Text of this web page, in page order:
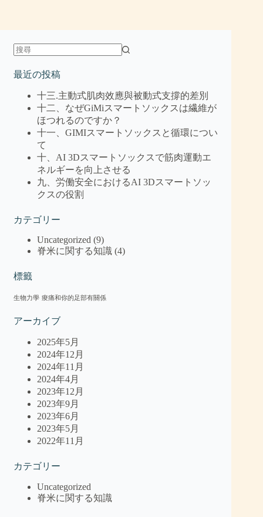
最近の投稿
十三.主動式肌肉效應與被動式支撐的差別
十二、なぜGiMiスマートソックスは繊維が
ほつれるのですか？
十一、GIMIスマートソックスと循環につい
て
十、AI 3Dスマートソックスで筋肉運動エ
ネルギーを向上させる
九、労働安全におけるAI 3Dスマートソッ
クスの役割
カテゴリー
Uncategorized (9)
脊米に関する知識 (4)
標籤
生物力學 痠痛和你的足部有關係
アーカイブ
2025年5月
2024年12月
2024年11月
2024年4月
2023年12月
2023年9月
2023年6月
2023年5月
2022年11月
カテゴリー
Uncategorized
脊米に関する知識